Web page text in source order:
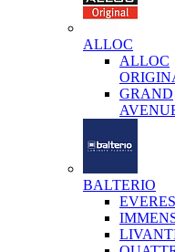
ALLOC
ALLOC
GRAND
BALTERIO